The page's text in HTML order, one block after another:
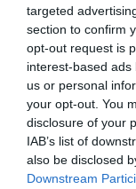
targeted
section to confirm
opt-out request is
interest-based
us or personal
your opt-out. You
disclosure of your
IAB’s list of
also be disclosed
Downstream
εγκύκλιοι
και